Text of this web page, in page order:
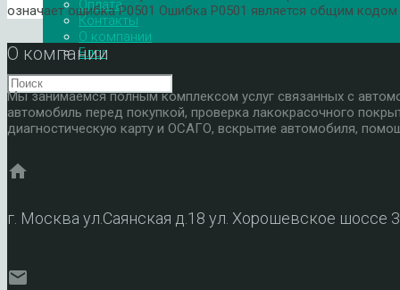
Оплата
Контакты
О компании
Блог
означает ошибка P0501 Ошибка P0501 является общим
О компании
Мы занимаемся полным комплексом услуг связанных с
автомобиль перед покупкой, проверка лакокрасочного
диагностическую карту и ОСАГО, вскрытие автомобиля,
home
г. Москва ул.Саянская д.18 ул. Хорошевское шоссе
mail